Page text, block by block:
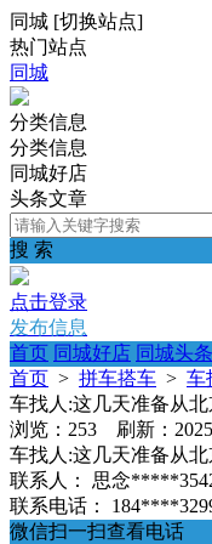
同城 [切换站点]
热门站点
同城
分类信息
分类信息
同城好店
头条文章
搜 索
点击登录
发布信息
首页 同城好店 同城头条
首页 > 拼车搭车 > 车
车找人:这几天准备从
浏览：253 刷新：
车找人:这几天准备从
联系人：
思念
联系电话：
微信扫一扫查看电话